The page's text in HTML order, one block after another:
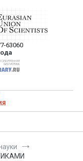
—
в
журнале
63060
научных статей в